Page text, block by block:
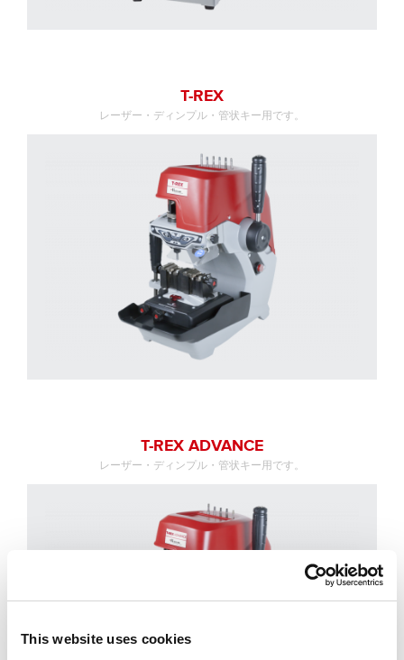
This website uses cookies
T-REX
レーザー・ディンプル・管状キー用です。
T-REX ADVANCE
レーザー・ディンプル・管状キー用です。